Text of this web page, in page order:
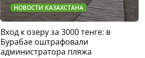
НОВОСТИ КАЗАХСТАНА
Вход к озеру за 3000 тенге: в
Бурабае оштрафовали
администратора пляжа